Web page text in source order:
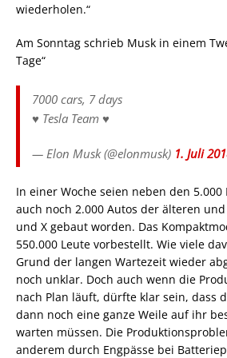
wiederholen.“
Am Sonntag schrieb Musk in einem
Tage“
7000 cars, 7 days
♥️ Tesla Team ♥️
— Elon Musk (@elonmusk) 1. Juli
In einer Woche seien neben den 5.000
auch noch 2.000 Autos der älteren
und X gebaut worden. Das
550.000 Leute vorbestellt. Wie viele
Grund der langen Wartezeit wieder
noch unklar. Doch auch wenn die
nach Plan läuft, dürfte klar sein, dass
dann noch eine ganze Weile auf ihr
warten müssen. Die
anderem durch Engpässe bei